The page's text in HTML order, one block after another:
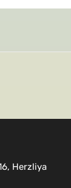
Herzliya